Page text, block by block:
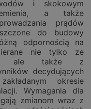
i skokowym
a także
prądów
do budowy
odpornością na
nie tylko ze
ale także z
decydujących
okresie
Wymagania dla
zmianom wraz z